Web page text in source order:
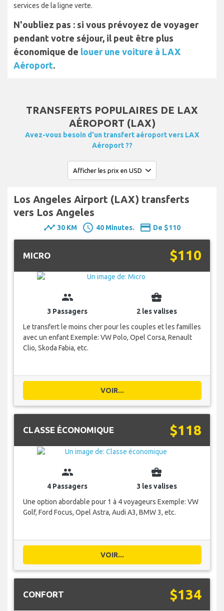
services de la ligne verte.
N'oubliez pas : si vous prévoyez de voyager
pendant votre séjour, il peut être plus
économique de louer une voiture à LAX
Aéroport.
TRANSFERTS POPULAIRES DE LAX
AÉROPORT (LAX)
Avez-vous besoin d'un transfert aéroport vers LAX
Aéroport ??
Los Angeles Airport (LAX) transferts
vers Los Angeles
timeline 30 KM schedule 40 Minutes. payment De $110
MICRO $110
group
3 Passagers
business_center
2 les valises
Le transfert le moins cher pour les couples et les familles
avec un enfant Exemple: VW Polo, Opel Corsa, Renault
Clio, Skoda Fabia, etc.
VOIR...
CLASSE ÉCONOMIQUE $118
group
4 Passagers
business_center
3 les valises
Une option abordable pour 1 à 4 voyageurs Exemple: VW
Golf, Ford Focus, Opel Astra, Audi A3, BMW 3, etc.
VOIR...
CONFORT $134